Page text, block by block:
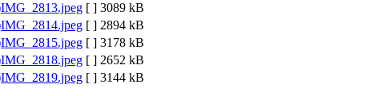
IMG_2813.jpeg [ ] 3089 kB
IMG_2814.jpeg [ ] 2894 kB
IMG_2815.jpeg [ ] 3178 kB
IMG_2818.jpeg [ ] 2652 kB
IMG_2819.jpeg [ ] 3144 kB